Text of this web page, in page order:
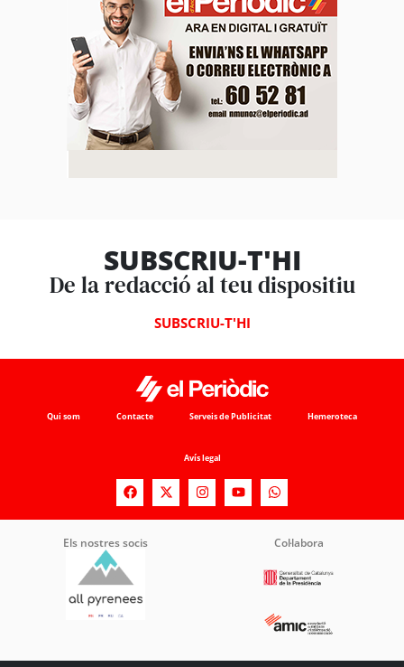
SUBSCRIU-T'HI
De la redacció al teu dispositiu
SUBSCRIU-T'HI
Qui som Contacte Serveis de Publicitat Hemeroteca
Avís legal
Els nostres socis Col·labora